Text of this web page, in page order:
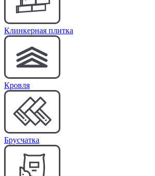
Клинкерная плитка
Кровля
Брусчатка